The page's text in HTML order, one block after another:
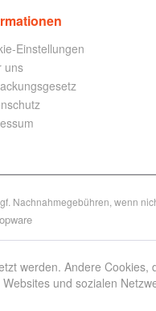
Einstellungen
uns
Nachnahmegebühren, wenn
werden. Andere Cookies,
und sozialen